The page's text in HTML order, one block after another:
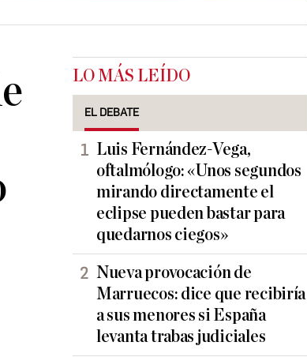
LO MÁS LEÍDO
EL DEBATE
Luis Fernández-Vega,
oftalmólogo: «Unos segundos
mirando directamente el
eclipse pueden bastar para
quedarnos ciegos»
Nueva provocación de
Marruecos: dice que recibiría
a sus menores si España
levanta trabas judiciales